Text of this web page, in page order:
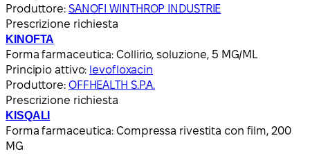
Produttore: SANOFI WINTHROP INDUSTRIE
Prescrizione richiesta
KINOFTA
Forma farmaceutica: Collirio, soluzione, 5 MG/ML
Principio attivo: levofloxacin
Produttore: OFFHEALTH S.P.A.
Prescrizione richiesta
KISQALI
Forma farmaceutica: Compressa rivestita con film, 200
MG